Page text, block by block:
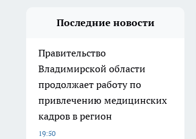
Последние новости
Правительство
Владимирской области
продолжает работу по
привлечению медицинских
кадров в регион
19:50